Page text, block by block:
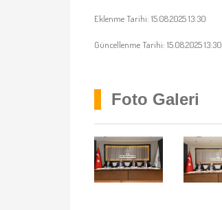
Eklenme Tarihi: 15.08.2025 13:30
Güncellenme Tarihi: 15.08.2025 13:30
Foto Galeri